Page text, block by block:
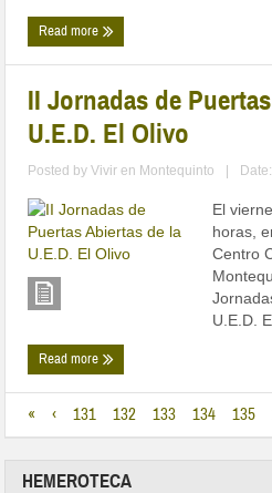
Read more
II Jornadas de
U.E.D. El Olivo
Posted byVivir en Montequinto |
El
horas,
Centro
U.E.D.
Read more
« ‹ 131 132 133 134 135
HEMEROTECA